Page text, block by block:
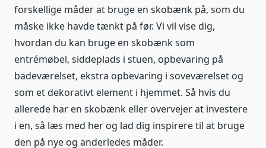
forskellige måder at bruge en skobænk på, som du
måske ikke havde tænkt på før. Vi vil vise dig,
hvordan du kan bruge en skobænk som
entrémøbel, siddeplads i stuen, opbevaring på
badeværelset, ekstra opbevaring i soveværelset og
som et dekorativt element i hjemmet. Så hvis du
allerede har en skobænk eller overvejer at investere
i en, så læs med her og lad dig inspirere til at bruge
den på nye og anderledes måder.